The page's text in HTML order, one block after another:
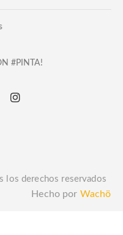
#PINTA!
los derechos reservados
Hecho por Wachö